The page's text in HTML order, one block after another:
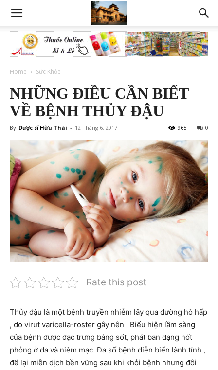
Home Sức Khỏe
NHỮNG ĐIỀU CẦN BIẾT
VỀ BỆNH THỦY ĐẬU
By Dược sĩ Hữu Thái - 12 Tháng 6, 2017 0
965
Rate this post
Thủy đậu là một bệnh truyền nhiễm lây qua đường hô hấp
, do virut varicella-roster gây nên . Biểu hiện lầm sàng
của bệnh được đặc trưng bằng sốt, phát ban dạng nốt
phỏng ở da và niêm mạc. Đa số bệnh diễn biến lành tính ,
để lại miễn dịch bền vững sau khi khỏi bệnh nhưng đôi